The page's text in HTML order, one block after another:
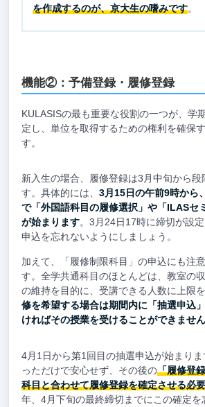
を作成するのが、京大生の嗜みです。
機能②：予備登録・履修登録
KULASISの最も重要な役割の一つが、学
定し、単位を取得するための権利を確保
す。
新入生の場合、履修登録は3月中旬から段
す。具体的には、 3月15日の午前9時から
で「外国語科目の履修選択」や「ILASセ
が始まります。3月24日17時に締切が設定
申込を忘れないようにしましょう。
加えて、「履修制限科目」の申込にも注
す。全学共通科目のほとんどは、教室の
の維持を目的に、受講できる人数に上限を
修を希望する場合は期間内に「抽選申込
ければその授業を受けることができません
4月1日から第1回目の抽選申込が始まり
っただけで安心せず、その後の「履修登
科目と合わせて履修登録を確定させる必
年、4月下旬の最終締切までにこの確定を